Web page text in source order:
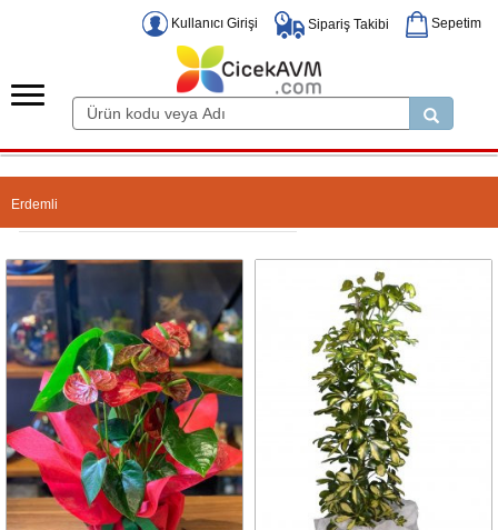
Kullanıcı Girişi Sipariş Takibi Sepetim
Erdemli